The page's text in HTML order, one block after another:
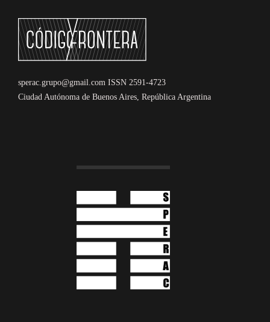
sperac.grupo@gmail.com ISSN 2591-4723
Ciudad Autónoma de Buenos Aires, República Argentina